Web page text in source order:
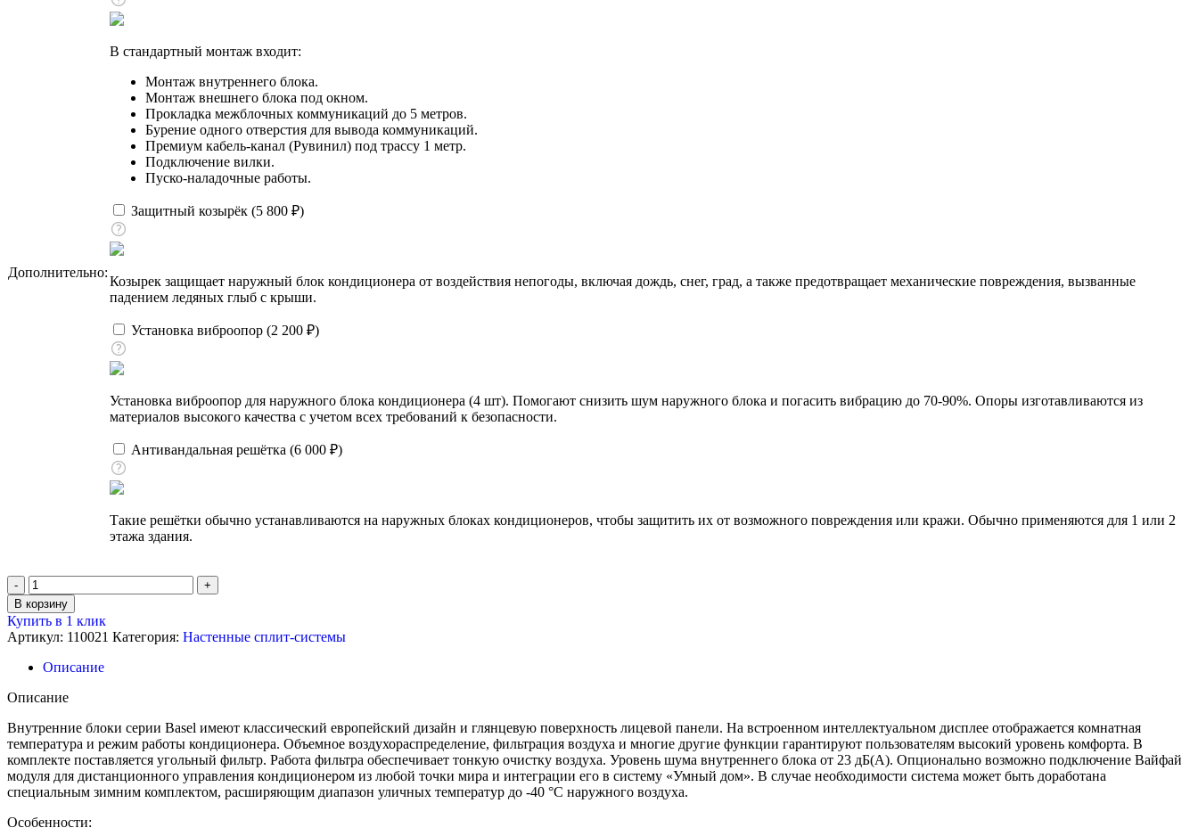
Дополнительно:
В стандартный монтаж входит:
Монтаж внутреннего блока.
Монтаж внешнего блока под окном.
Прокладка межблочных коммуникаций до 5 метров.
Бурение одного отверстия для вывода коммуникаций.
Премиум кабель-канал (Рувинил) под трассу 1 метр.
Подключение вилки.
Пуско-наладочные работы.
Защитный козырёк (5 800 ₽)
Козырек защищает наружный блок кондиционера от воздействия непогоды, включая дождь, снег, град, а также предотвращает механические повреждения, вызванные
падением ледяных глыб с крыши.
Установка виброопор (2 200 ₽)
Установка виброопор для наружного блока кондиционера (4 шт). Помогают снизить шум наружного блока и погасить вибрацию до 70-90%. Опоры изготавливаются из
материалов высокого качества с учетом всех требований к безопасности.
Антивандальная решётка (6 000 ₽)
Такие решётки обычно устанавливаются на наружных блоках кондиционеров, чтобы защитить их от возможного повреждения или кражи. Обычно применяются для 1 или 2
этажа здания.
Количество
товара
Кондиционер
настенный,
Energolux
SAS07B4-
/
A
В корзину
Купить в 1 клик
Артикул: 110021 Категория: Настенные сплит-системы
Описание
Описание
Внутренние блоки серии Basel имеют классический европейский дизайн и глянцевую поверхность лицевой панели. На встроенном интеллектуальном дисплее отображается комнатная
температура и режим работы кондиционера. Объемное воздухораспределение, фильтрация воздуха и многие другие функции гарантируют пользователям высокий уровень комфорта. В
комплекте поставляется угольный фильтр. Работа фильтра обеспечивает тонкую очистку воздуха. Уровень шума внутреннего блока от 23 дБ(А). Опционально возможно подключение Вайфай
модуля для дистанционного управления кондиционером из любой точки мира и интеграции его в систему «Умный дом». В случае необходимости система может быть доработана
специальным зимним комплектом, расширяющим диапазон уличных температур до -40 °С наружного воздуха.
Особенности: